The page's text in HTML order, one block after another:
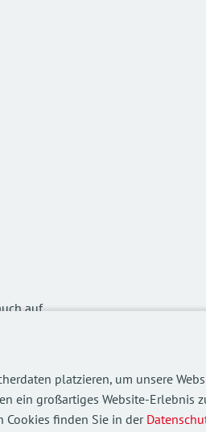
platzieren, um unsere
ein großartiges Website-Erlebnis
finden Sie in der
auf